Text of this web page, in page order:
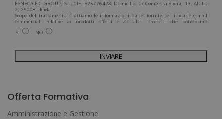
ESNECA FIC GROUP, S.L, CIF: B25776428, Domicilio: C/ Comtessa Elvira, 13, Altillo
2, 25008 Lleida.
Scopo del trattamento: Trattiamo le informazioni da lei fornite per inviarle e-mail
commerciali relative ai prodotti offerti e ad altri prodotti che potrebbero
interessarla. Legittimazione del trattamento: Consenso dell'interessato. Diritti:
Può esercitare i suoi diritti identificandosi sufficientemente e contattandoci
ricevere informazioni commerciali (per telefono e/o via e-mail):
SI NO
l
Offerta Formativa
Amministrazione e Gestione